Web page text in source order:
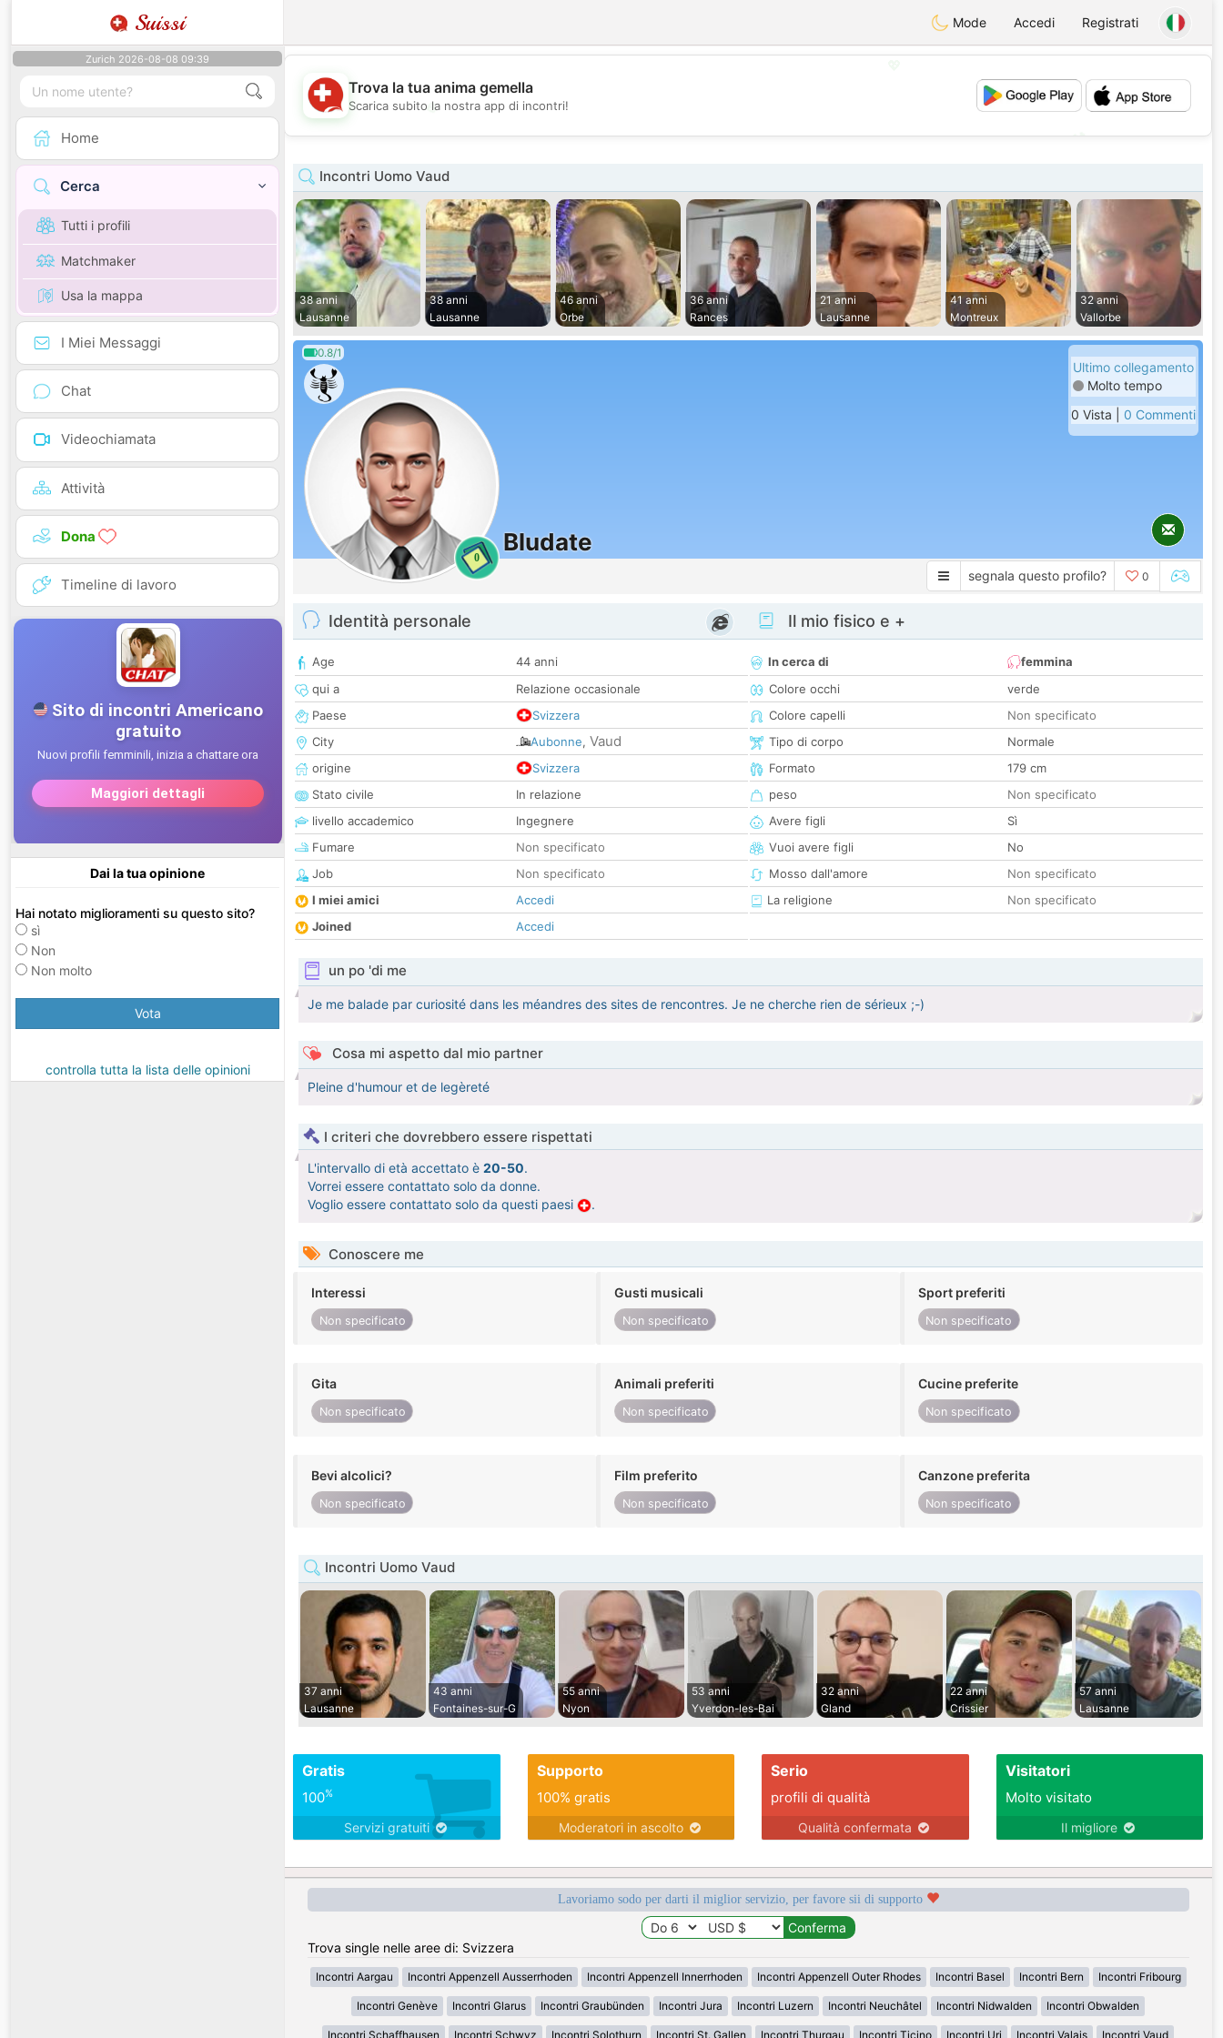
Suissi Mode Accedi Registrati
Zurich 2026-08-08 09:39
Home
Cerca
Tutti i profili
Matchmaker
Usa la mappa
I Miei Messaggi
Chat
Videochiamata
Attività
Dona
Timeline di lavoro
Dai la tua opinione
Hai notato miglioramenti su questo sito?
sì
Non
Non molto
Vota
controlla tutta la lista delle opinioni
💖
💕
Trova la tua anima gemella
Scarica subito la nostra app di incontri!
Incontri Uomo Vaud
38 anni
Lausanne
38 anni
Lausanne
46 anni
Orbe
36 anni
Rances
21 anni
Lausanne
41 anni
Montreux
32 anni
Vallorbe
0.8/1
0
Bludate
Ultimo collegamento
Molto tempo
0 Vista | 0 Commenti
segnala questo profilo? 0
Identità personale
Age
44 anni
qui a
Relazione occasionale
Paese
Svizzera
City
Aubonne, Vaud
origine
Svizzera
Stato civile
In relazione
livello accademico
Ingegnere
Fumare
Non specificato
Job
Non specificato
I miei amici
Accedi
Joined
Accedi
Il mio fisico e +
In cerca di
femmina
Colore occhi
verde
Colore capelli
Non specificato
Tipo di corpo
Normale
Formato
179 cm
peso
Non specificato
Avere figli
Sì
Vuoi avere figli
No
Mosso dall'amore
Non specificato
La religione
Non specificato
un po 'di me
Je me balade par curiosité dans les méandres des sites de rencontres. Je ne cherche rien de sérieux ;-)
Cosa mi aspetto dal mio partner
Pleine d'humour et de legèreté
I criteri che dovrebbero essere rispettati
L'intervallo di età accettato è 20-50.
Vorrei essere contattato solo da donne.
Voglio essere contattato solo da questi paesi
.
Conoscere me
Interessi
Non specificato
Gusti musicali
Non specificato
Sport preferiti
Non specificato
Gita
Non specificato
Animali preferiti
Non specificato
Cucine preferite
Non specificato
Bevi alcolici?
Non specificato
Film preferito
Non specificato
Canzone preferita
Non specificato
Incontri Uomo Vaud
37 anni
Lausanne
43 anni
Fontaines-sur-G
55 anni
Nyon
53 anni
Yverdon-les-Bai
32 anni
Gland
22 anni
Crissier
57 anni
Lausanne
Gratis
100%
Servizi gratuiti
Supporto
100% gratis
Moderatori in ascolto
Serio
profili di qualità
Qualità confermata
Visitatori
Molto visitato
Il migliore
Lavoriamo sodo per darti il miglior servizio, per favore sii di supporto
Trova single nelle aree di: Svizzera
Incontri Aargau Incontri Appenzell Ausserrhoden Incontri Appenzell Innerrhoden Incontri Appenzell Outer Rhodes Incontri Basel Incontri Bern Incontri Fribourg
Incontri Genève Incontri Glarus Incontri Graubünden Incontri Jura Incontri Luzern Incontri Neuchâtel Incontri Nidwalden Incontri Obwalden
Incontri Schaffhausen Incontri Schwyz Incontri Solothurn Incontri St. Gallen Incontri Thurgau Incontri Ticino Incontri Uri Incontri Valais Incontri Vaud